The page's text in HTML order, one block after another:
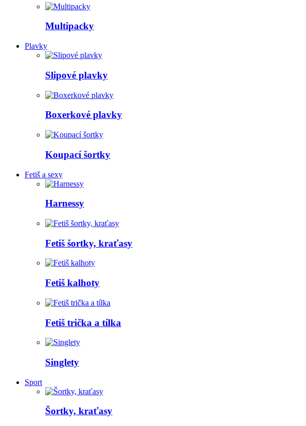
Multipacky
Plavky
Slipové plavky
Boxerkové plavky
Koupací šortky
Fetiš a sexy
Harnessy
Fetiš šortky, kraťasy
Fetiš kalhoty
Fetiš trička a tílka
Singlety
Sport
Šortky, kraťasy